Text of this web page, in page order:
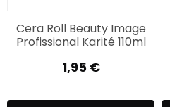
Cera Roll Beauty Image
Profissional Karité 110ml
1,95 €